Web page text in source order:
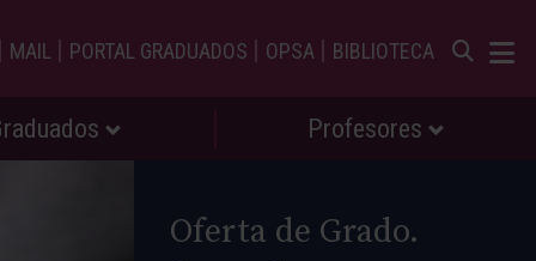
| MAIL | PORTAL GRADUADOS | OPSA | BIBLIOTECA
Profesores
Oferta de Grado.